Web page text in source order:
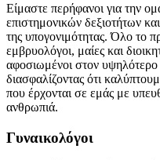
Είμαστε περήφανοι για την
επιστημονικών δεξιοτήτων
της υπογονιμότητας. Όλο το
εμβρυολόγοι, μαίες και
αφοσιωμένοι στον
διασφαλίζοντας ότι
που έρχονται σε εμάς με
ανθρωπιά.
Γυναικολόγοι